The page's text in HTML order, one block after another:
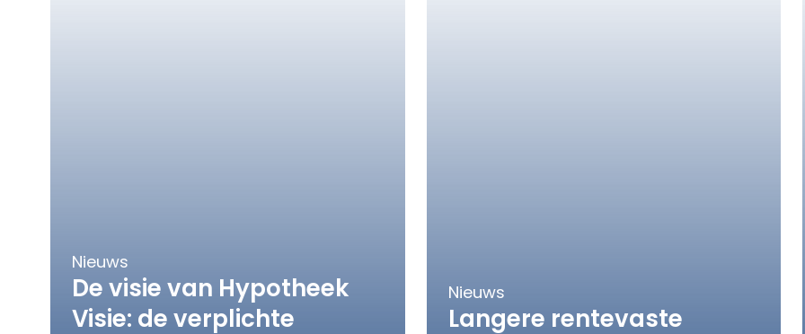
Nieuws
De visie van Hypotheek
Visie: de verplichte
Nieuws
Langere rentevaste